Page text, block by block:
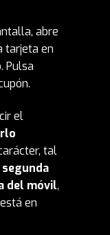
abre
tarjeta en
Pulsa
el
tal
segunda
del móvil,
en